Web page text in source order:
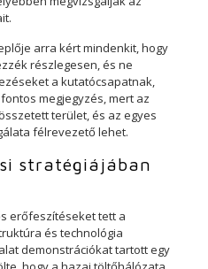
arra kért mindenkit, hogy
részlegesen, és ne
a kutatócsapatnak,
megjegyzés, mert az
terület, és az egyes
félrevezető lehet.
stratégiájában
erőfeszítéseket tett a
és technológia
demonstrációkat tartott egy